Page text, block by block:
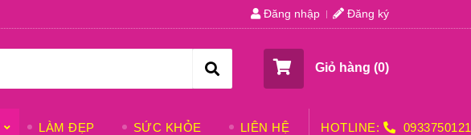
Đăng nhập Đăng ký
Giỏ hàng (0)
LÀM ĐẸP SỨC KHỎE LIÊN HỆ HOTLINE: 0933750121